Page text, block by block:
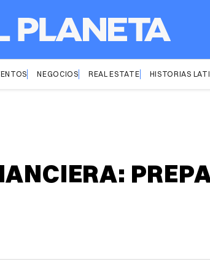
NEGOCIOS REAL ESTATE HISTORIAS